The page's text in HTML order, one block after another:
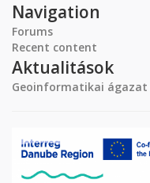
Navigation
Forums
Recent content
Aktualitások
Geoinformatikai ágazat